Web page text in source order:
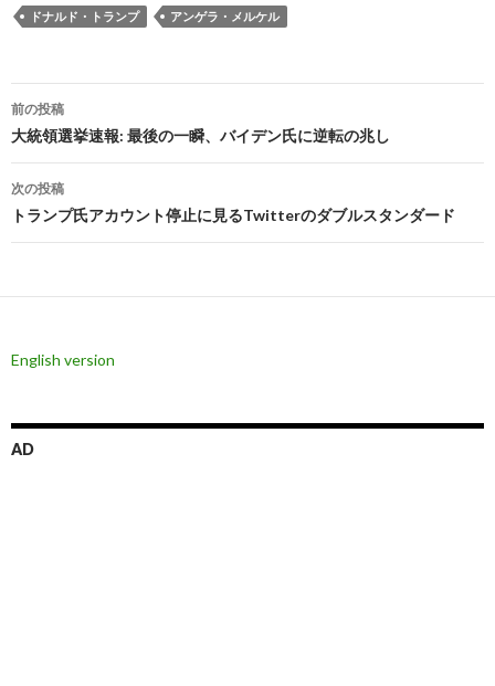
ドナルド・トランプ アンゲラ・メルケル
投
稿
ナ
ビ
ゲ
ー
ョ
前の投稿
大統領選挙速報: 最後の一瞬、バイデン氏に逆転の兆し
次の投稿
トランプ氏アカウント停止に見るTwitterのダブルスタンダード
English version
AD